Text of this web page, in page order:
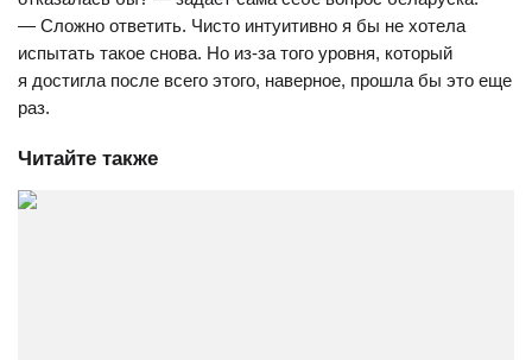
— Сложно ответить. Чисто интуитивно я бы не хотела
испытать такое снова. Но из-за того уровня, который
я достигла после всего этого, наверное, прошла бы это еще
раз.
Читайте также